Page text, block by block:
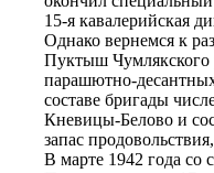
15-я кавалерийская
Однако вернемся к
Пуктыш Чумлякского
парашютно-
составе бригады
Кневицы-Белово и
запас
В марте 1942 года со